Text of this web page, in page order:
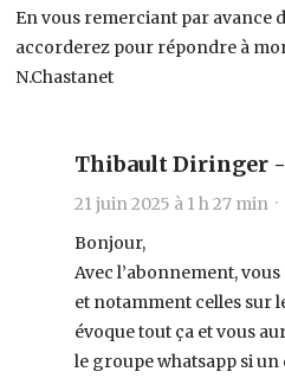
En vous remerciant par avance
accorderez pour répondre à
N.Chastanet
Thibault Diringer
21 juin 2025 à 1 h 27 min ·
Bonjour,
Avec l’abonnement,
et notamment celles sur
évoque tout ça et vous
le groupe whatsapp si un